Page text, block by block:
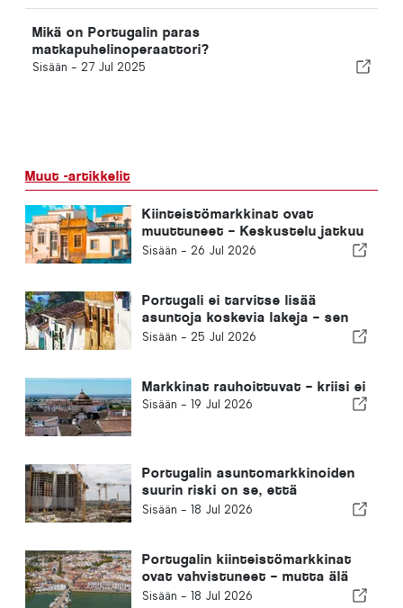
Mikä on Portugalin paras
matkapuhelinoperaattori?
Sisään - 27 Jul 2025
Muut -artikkelit
Kiinteistömarkkinat ovat
muuttuneet – Keskustelu jatkuu
menneisyydessä
Sisään - 26 Jul 2026
Portugali ei tarvitse lisää
asuntoja koskevia lakeja – sen
on ryhdyttävä toimeen!
Sisään - 25 Jul 2026
Markkinat rauhoittuvat – kriisi ei
Sisään - 19 Jul 2026
Portugalin asuntomarkkinoiden
suurin riski on se, että
rakentaminen jää edelleen
Sisään - 18 Jul 2026
Portugalin kiinteistömarkkinat
ovat vahvistuneet – mutta älä
unohda!
Sisään - 18 Jul 2026